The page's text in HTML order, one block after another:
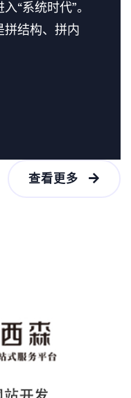
“系统时代”。
拼结构、拼内
查看更多